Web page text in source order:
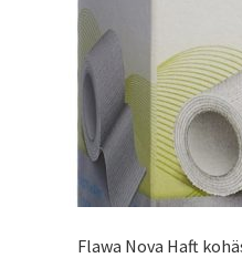
Flawa Nova Haft